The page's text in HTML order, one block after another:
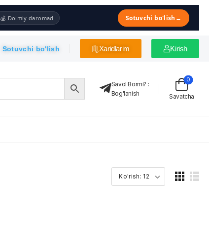
💰 Doimiy daromad Sotuvchi bo'lish →
Sotuvchi bo'lish Xaridlarim Kirish
Savol Bormi? :
Bog'lanish
Savatcha
0